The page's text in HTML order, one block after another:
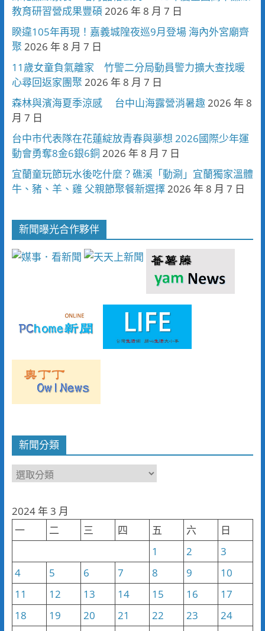
教育研習營成果豐碩 2026 年 8 月 7 日
睽違105年再現！嘉義城隍夜巡9月登場 海內外宮廟齊
聚 2026 年 8 月 7 日
11歲女童負氣離家 竹警二分局動員警力擴大查找暖
心尋回返家團聚 2026 年 8 月 7 日
森林與濱海夏季涼感 台中山海露營消暑趣2026 年 8
月 7 日
台中市代表隊在花蓮綻放青春與夢想 2026國際少年運
動會勇奪8金6銀6銅 2026 年 8 月 7 日
宜蘭童玩節玩水後吃什麼？礁溪「動涮」宜蘭獨家溫體
牛、豬、羊、雞 父親節聚餐新選擇2026 年 8 月 7 日
新聞曝光合作夥伴
新聞分類
新
類
2024 年 3 月
一
二 三 四 五 六
日
1
2
3
4
5 6 7 8 9
10
11
12 13 14 15 16
17
18
19 20 21 22 23
24